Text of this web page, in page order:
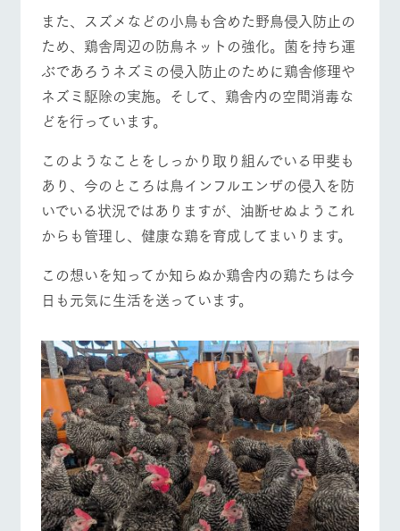
交通アク
セス
よくいた
だく質問
団体のお
客様へ
ペットを
お客様へ
お問い合
わせ・資
料請求
牧場の生産品を
知り尽くした料
理人が腕を振
い、ビュッフェ
スタイルで提供
物
丹精込めて育て
た生産品をはじ
め、牧場産の逸
品を取り揃えた
牧場マップのダ
ウンロード
周遊バス
牧場内を巡る周
遊バスのご案内
English (Google Translate)
ネットショップ
個人情報取扱いについて
牧場マップを見る 周遊バス
営業時間・料金 交通アクセス
よくあるご質問
団体のお客様へ
お客様へ
また、スズメなどの小鳥も含めた野鳥侵入防止の
ため、鶏舎周辺の防鳥ネットの強化。菌を持ち運
ぶであろうネズミの侵入防止のために鶏舎修理や
ネズミ駆除の実施。そして、鶏舎内の空間消毒な
どを行っています。
このようなことをしっかり取り組んでいる甲斐も
あり、今のところは鳥インフルエンザの侵入を防
いでいる状況ではありますが、油断せぬようこれ
からも管理し、健康な鶏を育成してまいります。
この想いを知ってか知らぬか鶏舎内の鶏たちは今
日も元気に生活を送っています。